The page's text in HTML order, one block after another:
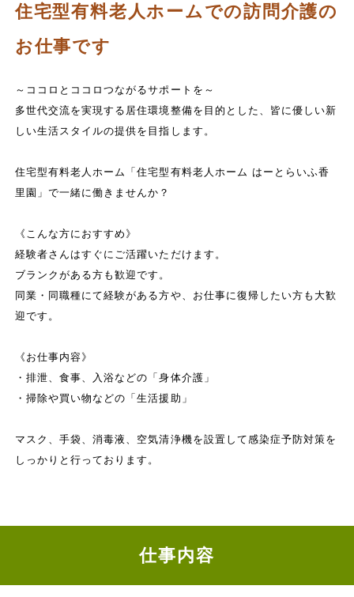
住宅型有料老人ホームでの訪問介護の
お仕事です
～ココロとココロつながるサポートを～
多世代交流を実現する居住環境整備を目的とした、皆に優しい新
しい生活スタイルの提供を目指します。
住宅型有料老人ホーム「住宅型有料老人ホーム はーとらいふ香
里園」で一緒に働きませんか？
《こんな方におすすめ》
経験者さんはすぐにご活躍いただけます。
ブランクがある方も歓迎です。
同業・同職種にて経験がある方や、お仕事に復帰したい方も大歓
迎です。
《お仕事内容》
・排泄、食事、入浴などの「身体介護」
・掃除や買い物などの「生活援助」
マスク、手袋、消毒液、空気清浄機を設置して感染症予防対策を
しっかりと行っております。
仕事内容